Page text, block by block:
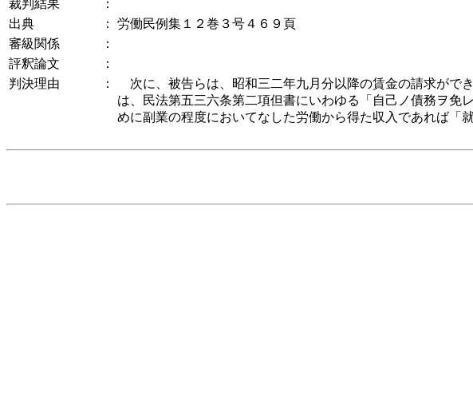
裁判結果
：
出典
：
労働民例集１２巻３号４６９頁
審級関係
：
評釈論文
：
判決理由
：
次に、被告らは、昭和三二年九月分以降の賃金の請求がで
は、民法第五三六条第二項但書にいわゆる「自己ノ債務ヲ免
めに副業の程度においてなした労働から得た収入であれば「